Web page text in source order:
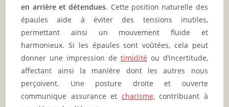
en arrière et détendues. Cette position naturelle des
épaules aide à éviter des tensions inutiles,
permettant ainsi un mouvement fluide et
harmonieux. Si les épaules sont voûtées, cela peut
donner une impression de timidité ou d’incertitude,
affectant ainsi la manière dont les autres nous
perçoivent. Une posture droite et ouverte
communique assurance et charisme,contribuant à